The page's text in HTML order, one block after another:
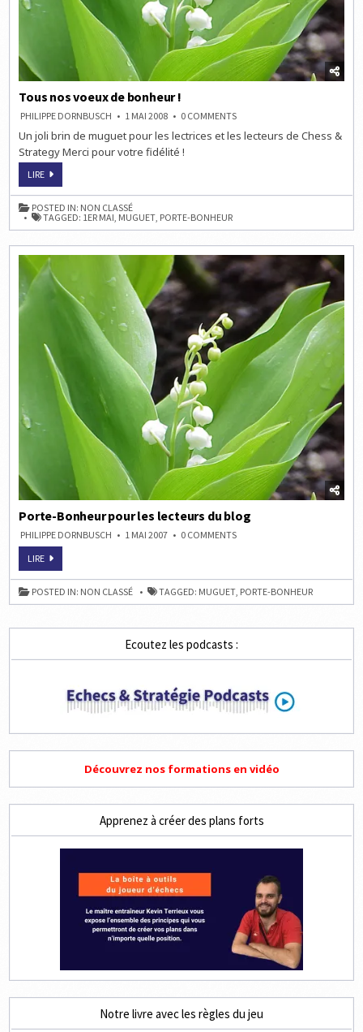
Tous nos voeux de bonheur !
PHILIPPE DORNBUSCH 1 MAI 2008 0 COMMENTSON
NOS
Un joli brin de muguet pour les lectrices et les lecteurs de Chess &
Strategy Merci pour votre fidélité !
LIRETOUS
VOEUX
DE
BONHEUR
!
POSTED IN: NON CLASSÉ
TAGGED: 1ER MAI, MUGUET, PORTE-BONHEUR
Porte-Bonheur pour les lecteurs du blog
PHILIPPE DORNBUSCH 1 MAI 2007 0 COMMENTSON
LECTEURS
DU
BLOG
LIREPORTE-
POUR
LES
LECTEURS
DU
POSTED IN: NON CLASSÉ TAGGED: MUGUET PORTE-BONHEUR
Ecoutez les podcasts :
Découvrez nos formations en vidéo
Apprenez à créer des plans forts
Notre livre avec les règles du jeu